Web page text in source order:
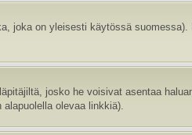
joka on yleisesti käytössä suomessa).
josko he voisivat asentaa
olevaa linkkiä).